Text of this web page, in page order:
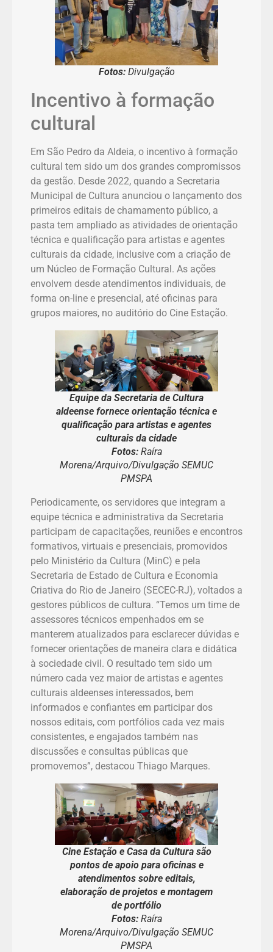
Fotos: Divulgação
Incentivo à formação
cultural
Em São Pedro da Aldeia, o incentivo à formação
cultural tem sido um dos grandes compromissos
da gestão. Desde 2022, quando a Secretaria
Municipal de Cultura anunciou o lançamento dos
primeiros editais de chamamento público, a
pasta tem ampliado as atividades de orientação
técnica e qualificação para artistas e agentes
culturais da cidade, inclusive com a criação de
um Núcleo de Formação Cultural. As ações
envolvem desde atendimentos individuais, de
forma on-line e presencial, até oficinas para
grupos maiores, no auditório do Cine Estação.
Equipe da Secretaria de Cultura
aldeense fornece orientação técnica e
qualificação para artistas e agentes
culturais da cidade
Fotos:Raíra
Morena/Arquivo/Divulgação SEMUC
PMSPA
Periodicamente, os servidores que integram a
equipe técnica e administrativa da Secretaria
participam de capacitações, reuniões e encontros
formativos, virtuais e presenciais, promovidos
pelo Ministério da Cultura (MinC) e pela
Secretaria de Estado de Cultura e Economia
Criativa do Rio de Janeiro (SECEC-RJ), voltados a
gestores públicos de cultura. “Temos um time de
assessores técnicos empenhados em se
manterem atualizados para esclarecer dúvidas e
fornecer orientações de maneira clara e didática
à sociedade civil. O resultado tem sido um
número cada vez maior de artistas e agentes
culturais aldeenses interessados, bem
informados e confiantes em participar dos
nossos editais, com portfólios cada vez mais
consistentes, e engajados também nas
discussões e consultas públicas que
promovemos”, destacou Thiago Marques.
Cine Estação e Casa da Cultura são
pontos de apoio para oficinas e
atendimentos sobre editais,
elaboração de projetos e montagem
de portfólio
Fotos:Raíra
Morena/Arquivo/Divulgação SEMUC
PMSPA